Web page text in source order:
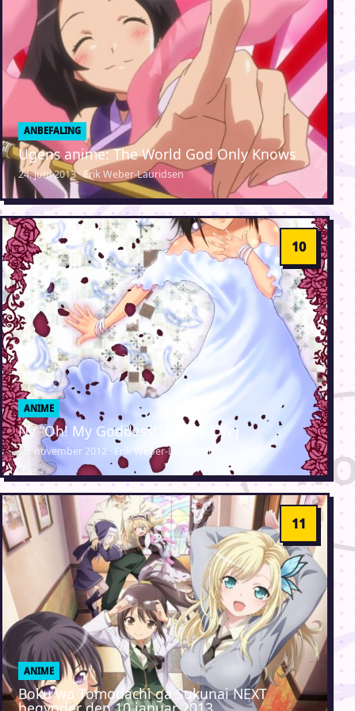
ANBEFALING
Ugens anime: The World God Only Knows
24. juni 2013 · Erik Weber-Lauridsen
ANIME
Ny “Oh! My Goddess!” OAD på vej
26. november 2012 · Erik Weber-Lauridsen
ANIME
Boku wa Tomodachi ga Sukunai NEXT